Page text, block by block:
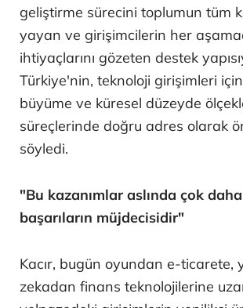
geliştirme sürecini toplumun tüm
yayan ve girişimcilerin her
ihtiyaçlarını gözeten destek
Türkiye'nin, teknoloji girişimleri
büyüme ve küresel düzeyde
süreçlerinde doğru adres olarak
söyledi.
"Bu kazanımlar aslında çok
başarıların müjdecisidir"
Kacır, bugün oyundan e-ticarete,
zekadan finans teknolojilerine